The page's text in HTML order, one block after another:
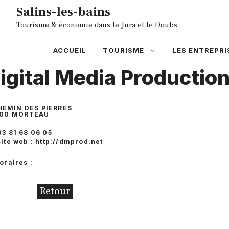
AllerSalins-les-bains
Tourisme & économie dans le Jura et le Doubs
ACCUEIL TOURISME LES
Media
DES PIERRES
MORTEAU
81 68 06 05
web : http://dmprod.net
:
Retour